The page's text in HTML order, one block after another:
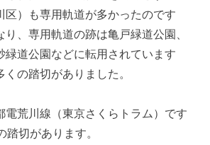
区）も専用軌道が多かったのです
、専用軌道の跡は亀戸緑道公園、
緑道公園などに転用されています
の踏切がありました。
電荒川線（東京さくらトラム）です
踏切があります。